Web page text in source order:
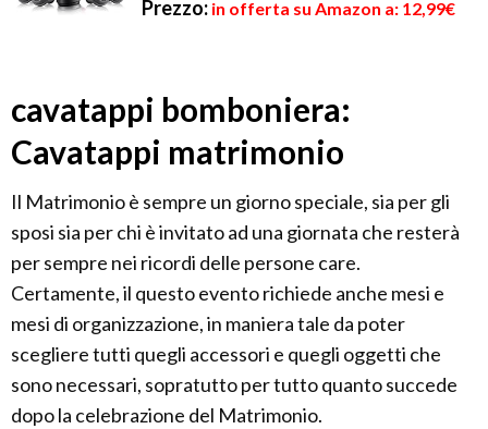
Prezzo: in offerta su Amazon a: 12,99€
cavatappi bomboniera:
Cavatappi matrimonio
Il Matrimonio è sempre un giorno speciale, sia per gli
sposi sia per chi è invitato ad una giornata che resterà
per sempre nei ricordi delle persone care.
Certamente, il questo evento richiede anche mesi e
mesi di organizzazione, in maniera tale da poter
scegliere tutti quegli accessori e quegli oggetti che
sono necessari, sopratutto per tutto quanto succede
dopo la celebrazione del Matrimonio.